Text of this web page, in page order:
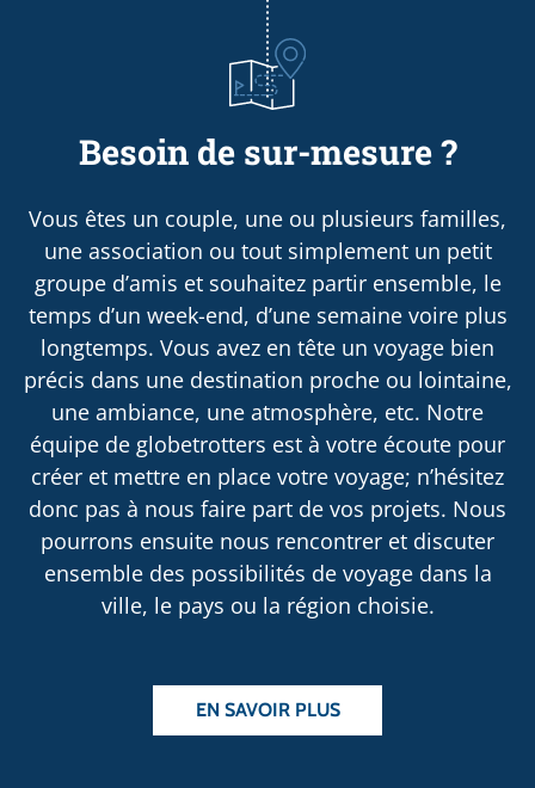
Besoin de sur-mesure ?
Vous êtes un couple, une ou plusieurs familles,
une association ou tout simplement un petit
groupe d’amis et souhaitez partir ensemble, le
temps d’un week-end, d’une semaine voire plus
longtemps. Vous avez en tête un voyage bien
précis dans une destination proche ou lointaine,
une ambiance, une atmosphère, etc. Notre
équipe de globetrotters est à votre écoute pour
créer et mettre en place votre voyage; n’hésitez
donc pas à nous faire part de vos projets. Nous
pourrons ensuite nous rencontrer et discuter
ensemble des possibilités de voyage dans la
ville, le pays ou la région choisie.
EN SAVOIR PLUS